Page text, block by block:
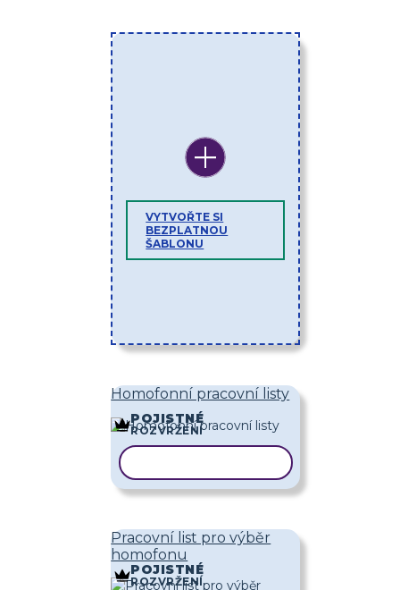
VYTVOŘTE SI
BEZPLATNOU
ŠABLONU
Homofonní pracovní listy
POJISTNÉ
ROZVRŽENÍ
Pracovní list pro výběr
homofonu
POJISTNÉ
ROZVRŽENÍ